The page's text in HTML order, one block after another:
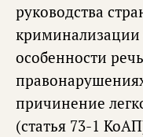
руководства
криминализации
особенности
причинение
(статья 73-1